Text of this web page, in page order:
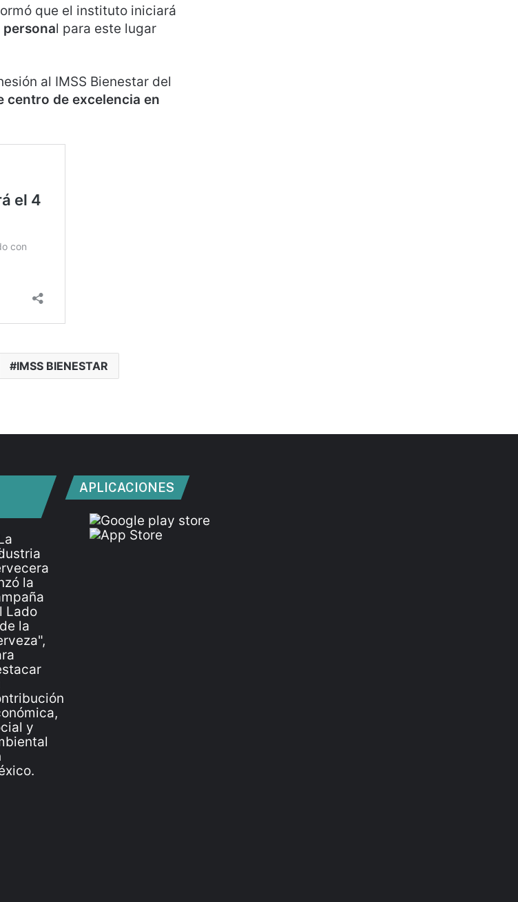
que el instituto iniciará
l para este lugar
al IMSS Bienestar del
centro de excelencia en
IMSS BIENESTAR
APLICACIONES